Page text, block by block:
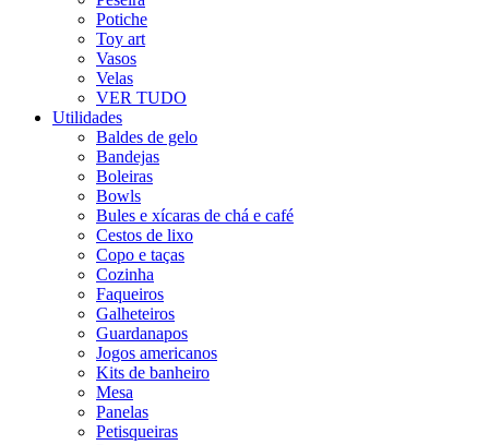
Potiche
Toy art
Vasos
Velas
VER TUDO
Utilidades
Baldes de gelo
Bandejas
Boleiras
Bowls
Bules e xícaras de chá e café
Cestos de lixo
Copo e taças
Cozinha
Faqueiros
Galheteiros
Guardanapos
Jogos americanos
Kits de banheiro
Mesa
Panelas
Petisqueiras